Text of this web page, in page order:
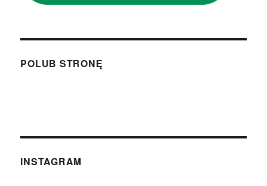
POLUB STRONĘ
INSTAGRAM